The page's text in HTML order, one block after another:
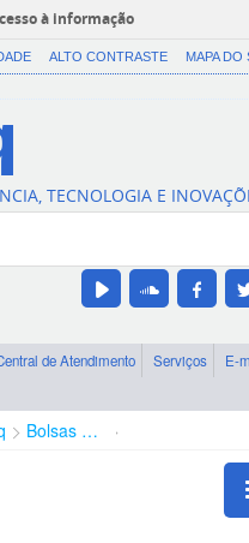
à informação
ALTO CONTRASTE MAPA DO
TECNOLOGIA E
de Atendimento Serviços
E-
Bolsas e Auxílios Vigentes